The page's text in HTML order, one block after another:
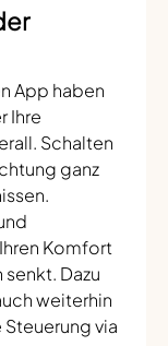
App haben
Ihre
Schalten
ganz
Komfort
Dazu
weiterhin
via